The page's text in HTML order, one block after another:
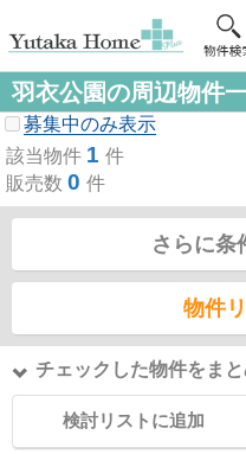
羽衣公園の周辺物件
募集中のみ表示
該当物件 1 件
販売数 0 件
さらに条
物件
チェックした物件をま
検討リストに追加